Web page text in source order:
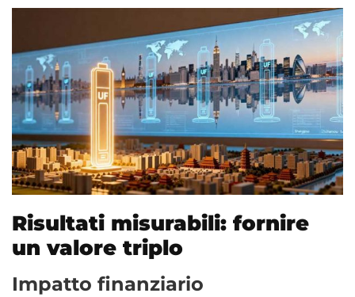
Risultati misurabili: fornire
un valore triplo
Impatto finanziario